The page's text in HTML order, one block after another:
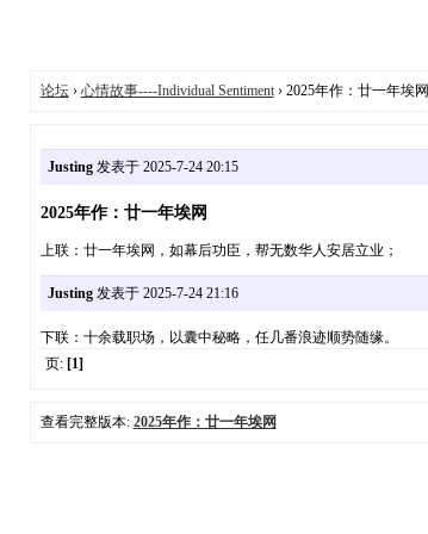
论坛› 心情故事----Individual Sentiment› 2025年作：廿一年埃网
Justing发表于 2025-7-24 20:15
2025年作：廿一年埃网
上联：廿一年埃网，如幕后功臣，帮无数华人安居立业；
Justing发表于 2025-7-24 21:16
下联：十余载职场，以囊中秘略，任几番浪迹顺势随缘。
页: [1]
查看完整版本: 2025年作：廿一年埃网